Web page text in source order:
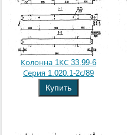
Колонна 1КС 33.99-6
Серия 1.020.1-2с/89
Купить